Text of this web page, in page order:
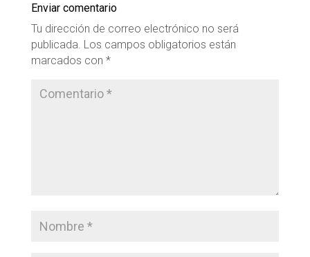
Enviar comentario
Tu dirección de correo electrónico no será
publicada. Los campos obligatorios están
marcados con *